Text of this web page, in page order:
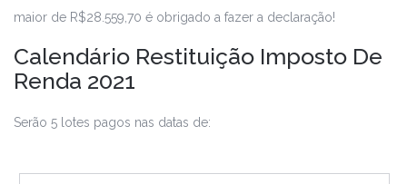
maior de R$28.559,70 é obrigado a fazer a declaração!
Calendário Restituição Imposto De
Renda 2021
Serão 5 lotes pagos nas datas de: